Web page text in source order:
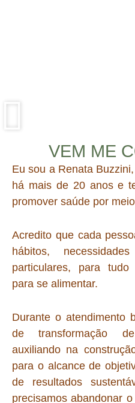
VEM ME
Eu sou a Renata
há mais de 20 anos e
promover saúde por
Acredito que cada
hábitos,
particulares, para
para se alimentar.
Durante o atendimento
de transformação
auxiliando na
para o alcance de
de resultados
precisamos abandonar